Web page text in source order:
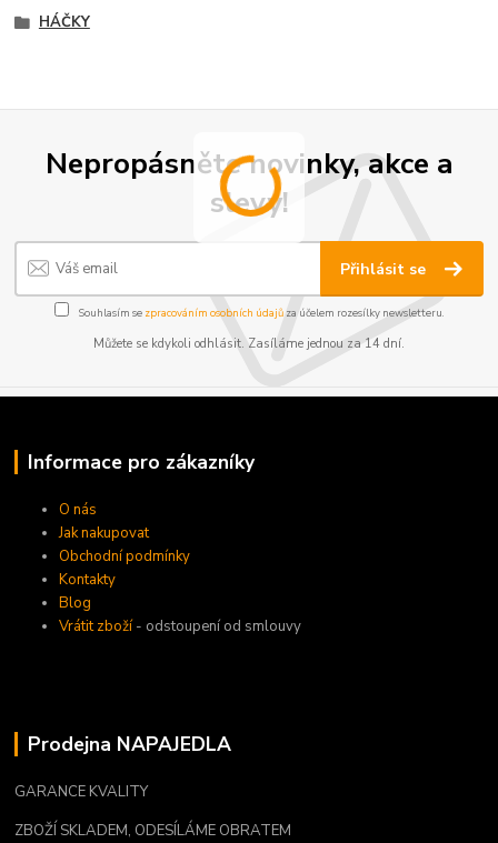
HÁČKY
Nepropásněte novinky, akce a
slevy!
Přihlásit se
Souhlasím se zpracováním osobních údajůza účelem rozesílky newsletteru.
Můžete se kdykoli odhlásit. Zasíláme jednou za 14 dní.
Informace pro zákazníky
O nás
Jak nakupovat
Obchodní podmínky
Kontakty
Blog
Vrátit zboží - odstoupení od smlouvy
Prodejna NAPAJEDLA
GARANCE KVALITY
ZBOŽÍ SKLADEM, ODESÍLÁME OBRATEM